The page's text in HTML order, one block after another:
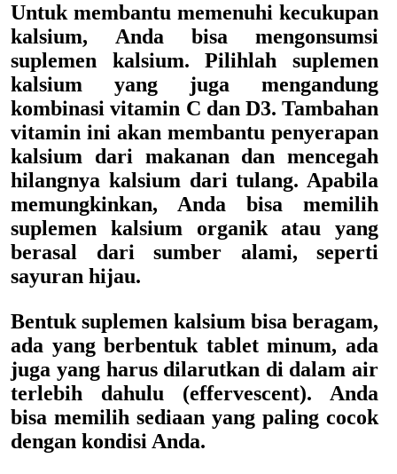
Untuk membantu memenuhi kecukupan
kalsium, Anda bisa mengonsumsi
suplemen kalsium. Pilihlah suplemen
kalsium yang juga mengandung
kombinasi vitamin C dan D3. Tambahan
vitamin ini akan membantu penyerapan
kalsium dari makanan dan mencegah
hilangnya kalsium dari tulang. Apabila
memungkinkan, Anda bisa memilih
suplemen kalsium organik atau yang
berasal dari sumber alami, seperti
sayuran hijau.
Bentuk suplemen kalsium bisa beragam,
ada yang berbentuk tablet minum, ada
juga yang harus dilarutkan di dalam air
terlebih dahulu (effervescent). Anda
bisa memilih sediaan yang paling cocok
dengan kondisi Anda.